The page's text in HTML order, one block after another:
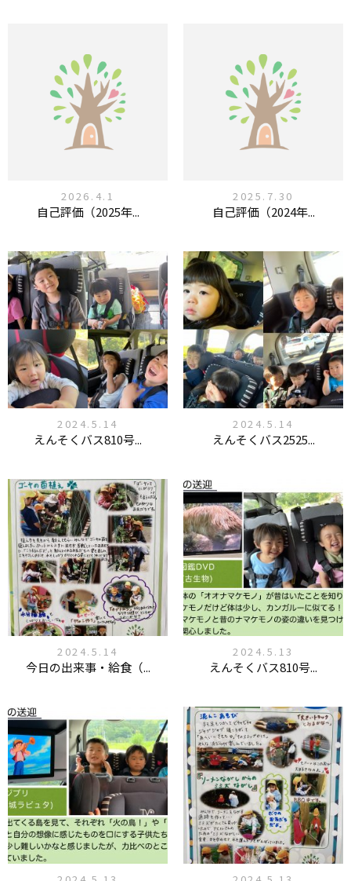
2026.4.1
自己評価（2025年...
2025.7.30
自己評価（2024年...
2024.5.14
えんそくバス810号...
2024.5.14
えんそくバス2525...
2024.5.14
今日の出来事・給食（...
2024.5.13
えんそくバス810号...